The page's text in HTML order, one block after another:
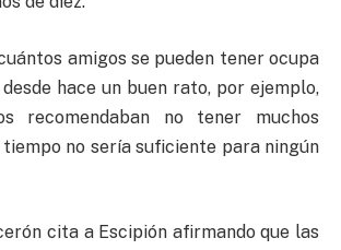
amigos se pueden tener ocupa
hace un buen rato, por ejemplo,
recomendaban no tener muchos
no sería suficiente para ningún
cita a Escipión afirmando que las